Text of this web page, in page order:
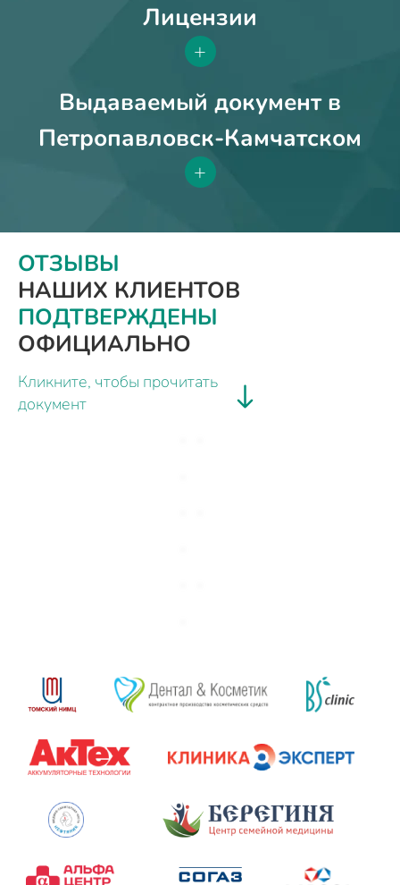
Лицензии
+
Выдаваемый документ в
Петропавловск-Камчатском
+
ОТЗЫВЫ
НАШИХ КЛИЕНТОВ
ПОДТВЕРЖДЕНЫ
ОФИЦИАЛЬНО
Кликните, чтобы прочитать
документ